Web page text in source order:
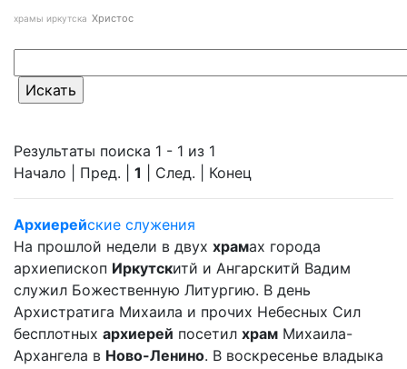
храмы иркутска Христос
Результаты поиска 1 - 1 из 1
Начало | Пред. | 1 | След. | Конец
Архиерейские служения
На прошлой недели в двух храмах города
архиепископ Иркутскитй и Ангарскитй Вадим
служил Божественную Литургию. В день
Архистратига Михаила и прочих Небесных Сил
бесплотных архиерей посетил храм Михаила-
Архангела в Ново-Ленино. В воскресенье владыка